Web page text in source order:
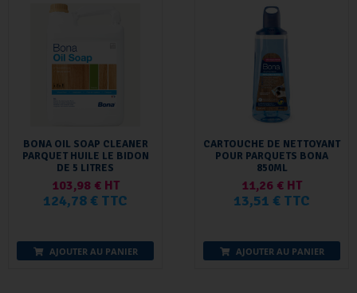
BONA OIL SOAP CLEANER
PARQUET HUILE LE BIDON
DE 5 LITRES
103,98 € HT
124,78 € TTC
AJOUTER AU PANIER
CARTOUCHE DE NETTOYANT
POUR PARQUETS BONA
850ML
11,26 € HT
13,51 € TTC
AJOUTER AU PANIER